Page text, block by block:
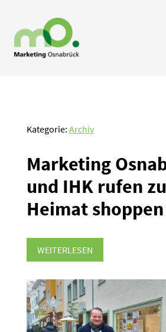
Kategorie: Archiv
Marketing
und IHK rufen
Heimat
WEITERLESEN